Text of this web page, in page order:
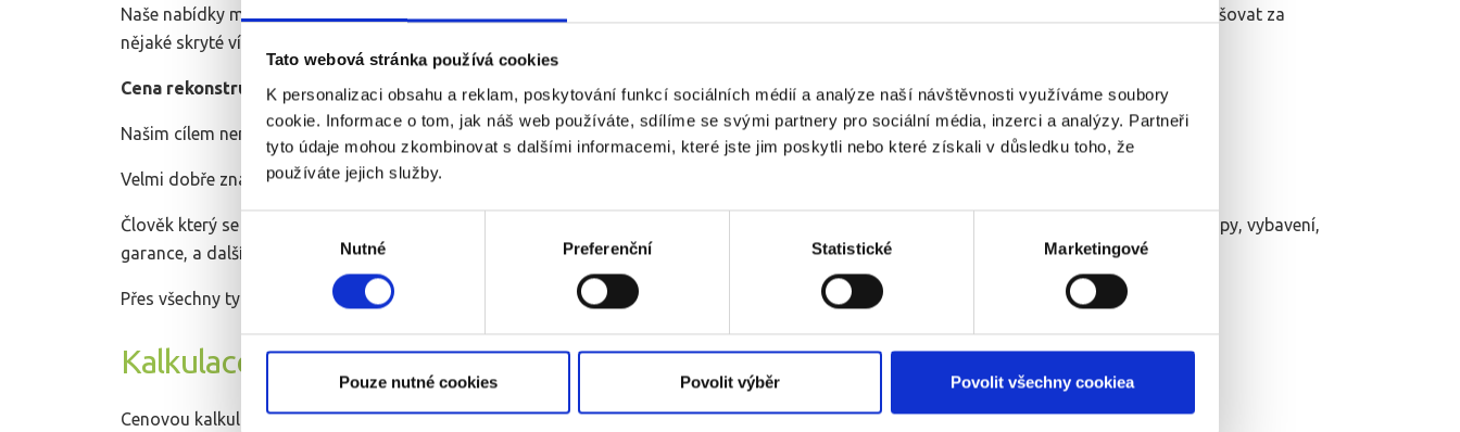
Tato webová stránka používá cookies
K personalizaci obsahu a reklam, poskytování funkcí sociálních médií a analýze naší návštěvnosti využíváme soubory
cookie. Informace o tom, jak náš web používáte, sdílíme se svými partnery pro sociální média, inzerci a analýzy. Partneři
tyto údaje mohou zkombinovat s dalšími informacemi, které jste jim poskytli nebo které získali v důsledku toho, že
používáte jejich služby.
souhlasu
Nutné Preferenční Statistické Marketingové
Pouze nutné cookies Povolit výběr Povolit všechny cookiea
Naše nabídky mají běžně 8 - 15 stran. Máte maximální jistotu, že vše je popsáno a nelze s cenou nijak manipulovat, měnit a už vůbec ne navyšovat za
nějaké skryté vícepráce.
Cena rekonstrukce bytového jádra je velmi individuální záležitost.
Našim cílem není být na trhu nejlevnější a nikdy se o to nebudeme ani pokoušet.
Velmi dobře známe veškeré zákonitosti cenotvorby nabídek a víme, kde jsou hranice mezi cenou a kvalitou.
Člověk který se nepohybuje ve stavebnictví má jen velmi omezené možnosti jak objektivně posoudit dobrou cenu za kvalitní materiály, postupy, vybavení,
garance, a další služby nabídnuté nad rámec běžných standardů.
Přes všechny tyto argumenty máte možnost udělat si rámcovou představu o cenách rekonstrukce v záložce " REFERENCE a CENA
Kalkulace
Cenovou kalkulaci vypracujemena základě osobní návštěvyv místě rekonstrukce.